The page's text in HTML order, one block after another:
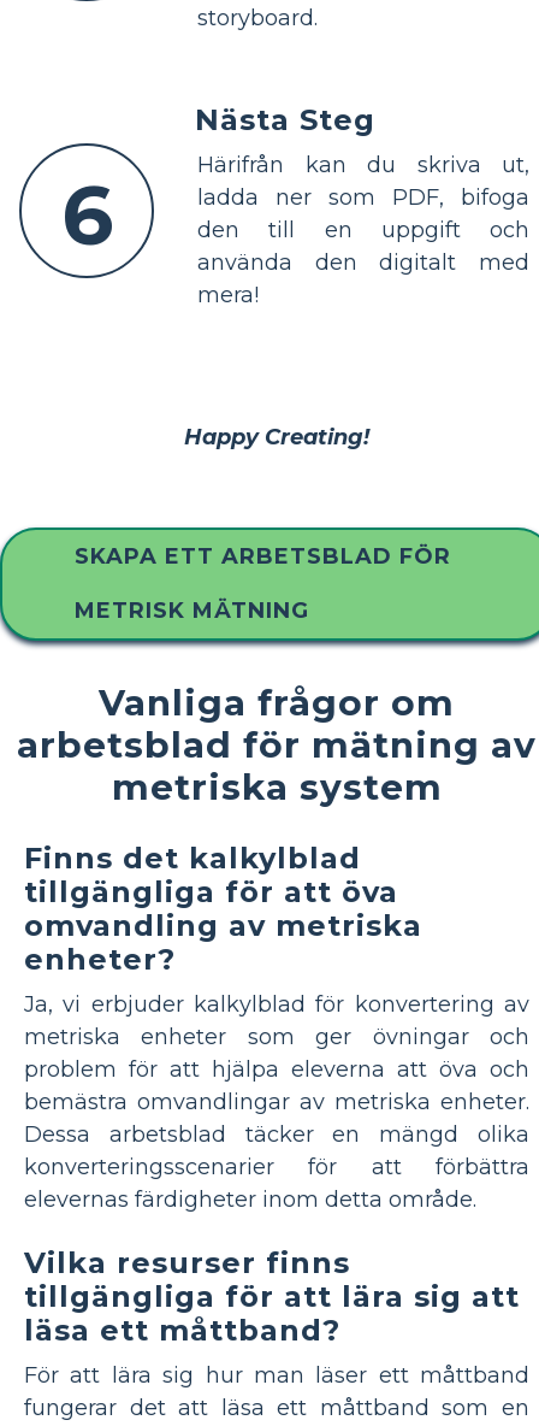
storyboard.
6
Nästa Steg
Härifrån kan du skriva ut,
ladda ner som PDF, bifoga
den till en uppgift och
använda den digitalt med
mera!
Happy Creating!
SKAPA ETT ARBETSBLAD FÖR
METRISK MÄTNING
Vanliga frågor om
arbetsblad för mätning av
metriska system
Finns det kalkylblad
tillgängliga för att öva
omvandling av metriska
enheter?
Ja, vi erbjuder kalkylblad för konvertering av
metriska enheter som ger övningar och
problem för att hjälpa eleverna att öva och
bemästra omvandlingar av metriska enheter.
Dessa arbetsblad täcker en mängd olika
konverteringsscenarier för att förbättra
elevernas färdigheter inom detta område.
Vilka resurser finns
tillgängliga för att lära sig att
läsa ett måttband?
För att lära sig hur man läser ett måttband
fungerar det att läsa ett måttband som en